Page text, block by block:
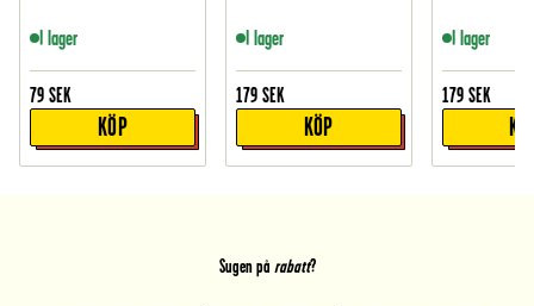
I lager
79 SEK
KÖP
I lager
179 SEK
KÖP
I lager
179 SEK
Sugen på rabatt?